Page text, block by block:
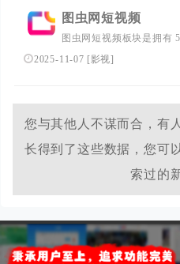
图虫网短视频
图虫网短视频板块是拥有
图片及影视内容分享社区
2025-11-07 [影视]
您与其他人不谋而合，有
长得到了这些数据，您可
索过的